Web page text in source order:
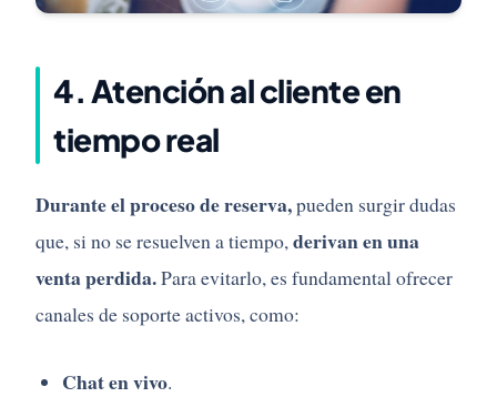
4. Atención al cliente en
tiempo real
Durante el proceso de reserva,pueden surgir dudas
que, si no se resuelven a tiempo, derivan en una
venta perdida.Para evitarlo, es fundamental ofrecer
canales de soporte activos, como:
Chat en vivo.